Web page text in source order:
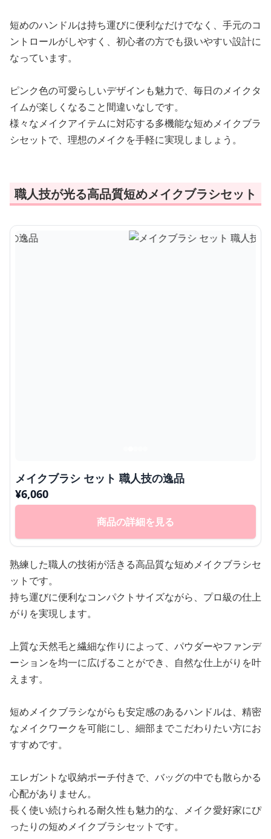
短めのハンドルは持ち運びに便利なだけでなく、手元のコ
ントロールがしやすく、初心者の方でも扱いやすい設計に
なっています。
ピンク色の可愛らしいデザインも魅力で、毎日のメイクタ
イムが楽しくなること間違いなしです。
様々なメイクアイテムに対応する多機能な短めメイクブラ
シセットで、理想のメイクを手軽に実現しましょう。
職人技が光る高品質短めメイクブラシセット
メイクブラシ セット 職人技の逸品
¥6,060
商品の詳細を見る
熟練した職人の技術が活きる高品質な短めメイクブラシセ
ットです。
持ち運びに便利なコンパクトサイズながら、プロ級の仕上
がりを実現します。
上質な天然毛と繊細な作りによって、パウダーやファンデ
ーションを均一に広げることができ、自然な仕上がりを叶
えます。
短めメイクブラシながらも安定感のあるハンドルは、精密
なメイクワークを可能にし、細部までこだわりたい方にお
すすめです。
エレガントな収納ポーチ付きで、バッグの中でも散らかる
心配がありません。
長く使い続けられる耐久性も魅力的な、メイク愛好家にぴ
ったりの短めメイクブラシセットです。